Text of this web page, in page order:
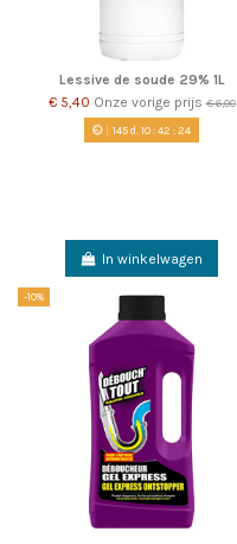
Lessive de soude 29% 1L
€ 5,40 Onze vorige prijs€ 6,00
145d. 10:42 :23
In winkelwagen
-10%